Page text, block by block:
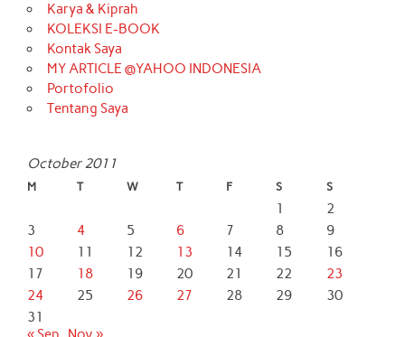
Karya & Kiprah
KOLEKSI E-BOOK
Kontak Saya
MY ARTICLE @YAHOO INDONESIA
Portofolio
Tentang Saya
October 2011
M T W T F S S
1
2
3
4 5 6 7 8
9
10
11 12 13 14 15
16
17
18 19 20 21 22
23
24
25 26 27 28 29
30
31